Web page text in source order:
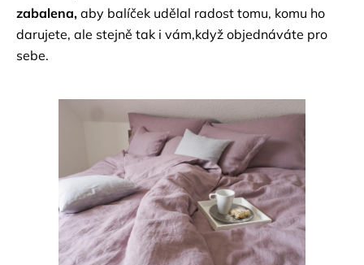
zabalena, aby balíček udělal radost tomu, komu ho
darujete, ale stejně tak i vám,když objednáváte pro
sebe.